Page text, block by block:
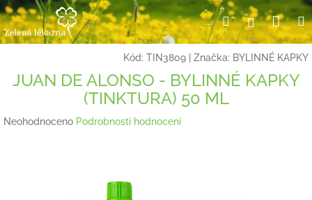
Přejít
na
obsah
HledatPřihlášení
Kód: TIN3809 Značka: BYLINNÉ KAPKY
JUAN DE ALONSO - BYLINNÉ KAPKY
(TINKTURA) 50 ML
Průměrné
Neohodnoceno Podrobnosti hodnocení